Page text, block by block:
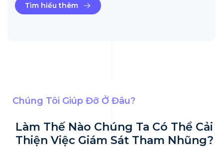
Tìm hiểu thêm
Chúng Tôi Giúp Đỡ Ở Đâu?
Làm Thế Nào Chúng Ta Có Thể Cải
Thiện Việc Giám Sát Tham Nhũng?